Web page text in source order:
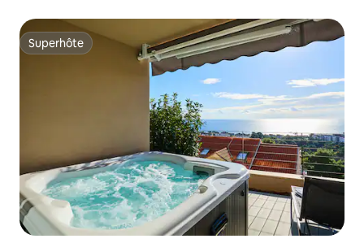
Superhôte
Superhôte